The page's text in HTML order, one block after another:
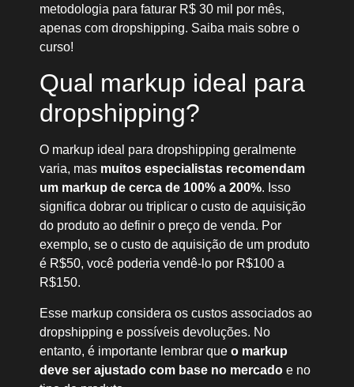
metodologia para faturar R$ 30 mil por mês,
apenas com dropshipping. Saiba mais sobre o
curso!
Qual markup ideal para
dropshipping?
O markup ideal para dropshipping geralmente
varia, mas muitos especialistas recomendam
um markup de cerca de 100% a 200%. Isso
significa dobrar ou triplicar o custo de aquisição
do produto ao definir o preço de venda. Por
exemplo, se o custo de aquisição de um produto
é R$50, você poderia vendê-lo por R$100 a
R$150.
Esse markup considera os custos associados ao
dropshipping e possíveis devoluções. No
entanto, é importante lembrar que o markup
deve ser ajustado com base no mercado e no